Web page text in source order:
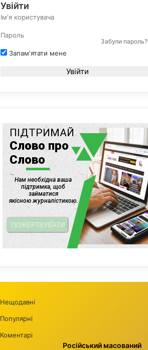
Увійти
Забули пароль?
Запам'ятати мене
Увійти
Нещодавні
Популярні
Коментарі
Російський масований